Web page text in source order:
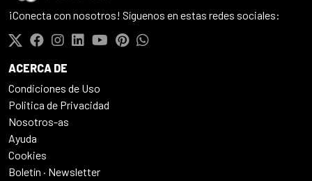
¡Conecta con nosotros! Síguenos en estas redes sociales:
ACERCA DE
Condiciones de Uso
Politica de Privacidad
Nosotros-as
Ayuda
Cookies
Boletín · Newsletter